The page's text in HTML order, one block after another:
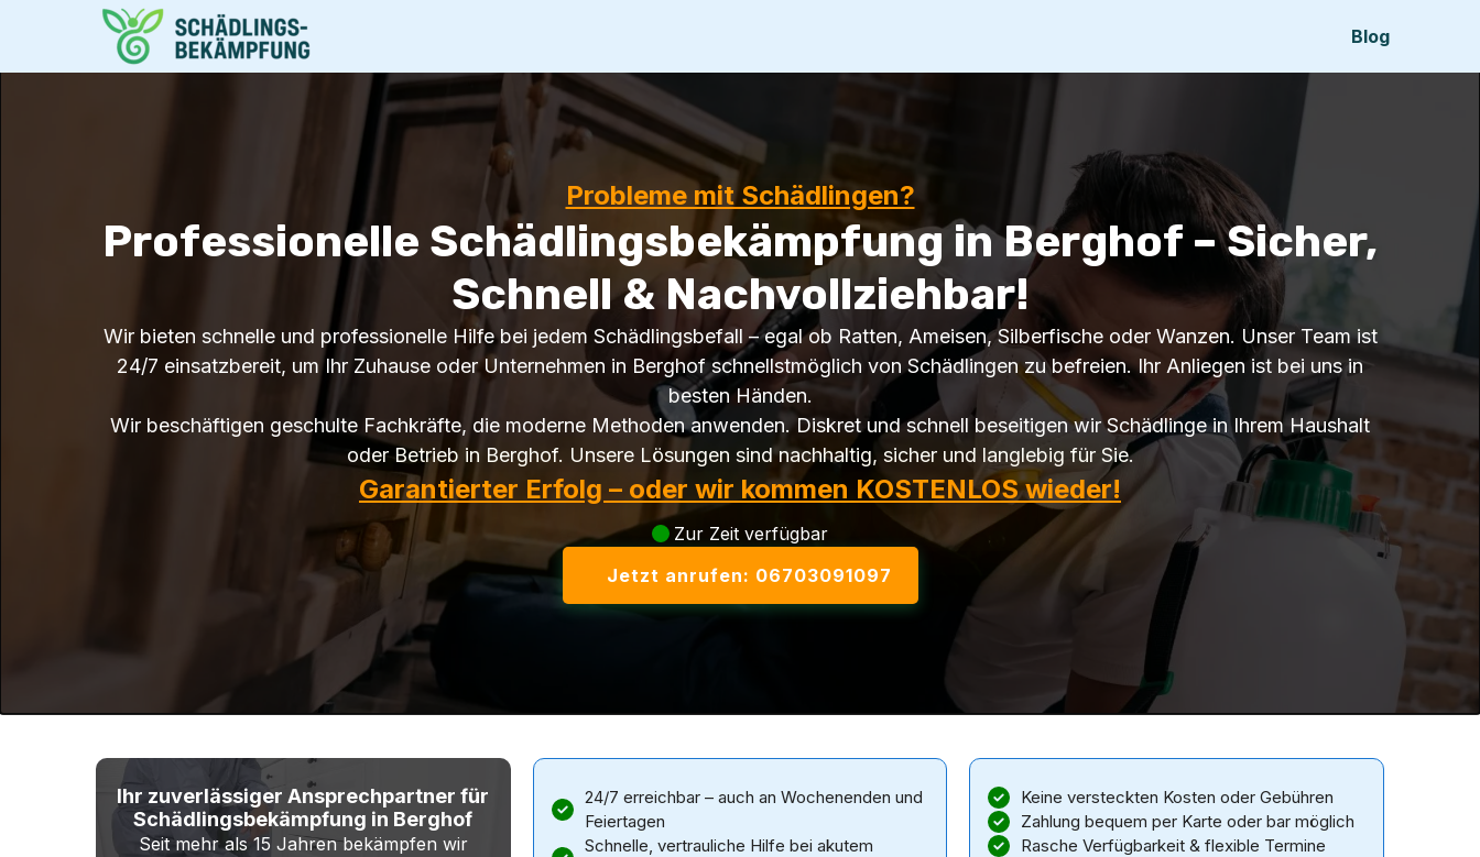
Blog
Probleme mit Schädlingen?
Professionelle Schädlingsbekämpfung in Berghof – Sicher,
Schnell & Nachvollziehbar!
Wir bieten schnelle und professionelle Hilfe bei jedem Schädlingsbefall – egal ob Ratten, Ameisen, Silberfische oder Wanzen. Unser Team ist
24/7 einsatzbereit, um Ihr Zuhause oder Unternehmen in Berghof schnellstmöglich von Schädlingen zu befreien. Ihr Anliegen ist bei uns in
besten Händen.
Wir beschäftigen geschulte Fachkräfte, die moderne Methoden anwenden. Diskret und schnell beseitigen wir Schädlinge in Ihrem Haushalt
oder Betrieb in Berghof. Unsere Lösungen sind nachhaltig, sicher und langlebig für Sie.
Garantierter Erfolg – oder wir kommen KOSTENLOS wieder!
Zur Zeit verfügbar
Jetzt anrufen: 06703091097
Ihr zuverlässiger Ansprechpartner für
Schädlingsbekämpfung in Berghof
Seit mehr als 15 Jahren bekämpfen wir
24/7 erreichbar – auch an Wochenenden und
Feiertagen
Schnelle, vertrauliche Hilfe bei akutem
Keine versteckten Kosten oder Gebühren
Zahlung bequem per Karte oder bar möglich
Rasche Verfügbarkeit & flexible Termine